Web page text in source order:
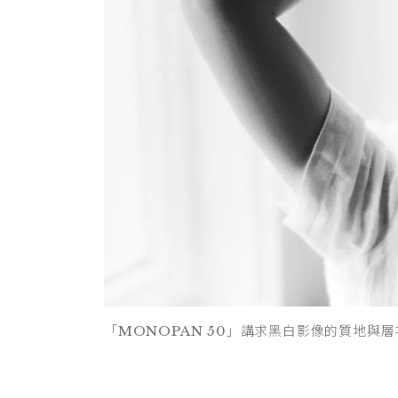
「MONOPAN 50」講求黑白影像的質地與層